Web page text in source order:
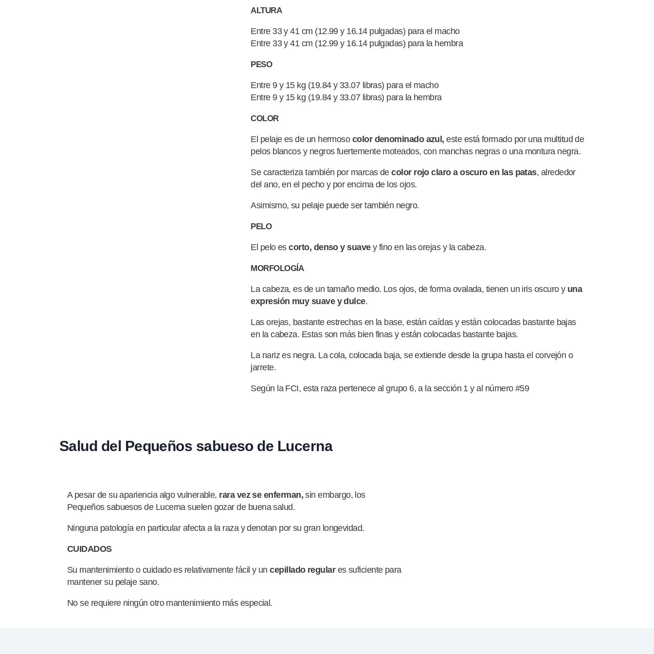
ALTURA
Entre 33 y 41 cm (12.99 y 16.14 pulgadas) para el macho
Entre 33 y 41 cm (12.99 y 16.14 pulgadas) para la hembra
PESO
Entre 9 y 15 kg (19.84 y 33.07 libras) para el macho
Entre 9 y 15 kg (19.84 y 33.07 libras) para la hembra
COLOR
El pelaje es de un hermoso color denominado azul, este está formado por una multitud de
pelos blancos y negros fuertemente moteados, con manchas negras o una montura negra.
Se caracteriza también por marcas decolor rojo claro a oscuro en las patas, alrededor
del ano, en el pecho y por encima de los ojos.
Asimismo, su pelaje puede ser también negro.
PELO
El pelo escorto, denso y suavey fino en las orejas y la cabeza.
MORFOLOGÍA
La cabeza, es de un tamaño medio. Los ojos, de forma ovalada, tienen un iris oscuro y una
expresión muy suave y dulce.
Las orejas, bastante estrechas en la base, están caídas y están colocadas bastante bajas
en la cabeza. Estas son más bien finas y están colocadas bastante bajas.
La nariz es negra. La cola, colocada baja, se extiende desde la grupa hasta el corvejón o
jarrete.
Según la FCI, esta raza pertenece al grupo 6, a la sección 1 y al número #59
Salud del Pequeños sabueso de Lucerna
A pesar de su apariencia algo vulnerable, rara vez se enferman, sin embargo, los
Pequeños sabuesos de Lucerna suelen gozar de buena salud.
Ninguna patología en particular afecta a la raza y denotan por su gran longevidad.
CUIDADOS
Su mantenimiento o cuidado es relativamente fácil y un cepillado regulares suficiente para
mantener su pelaje sano.
No se requiere ningún otro mantenimiento más especial.